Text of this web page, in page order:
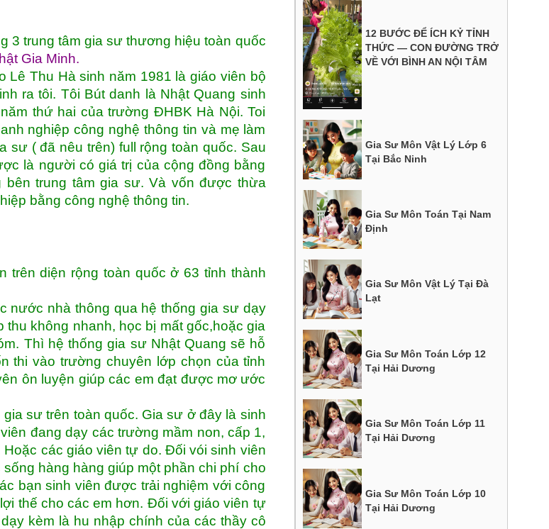
3 trung tâm gia sư thương hiệu toàn quốc
Gia Minh.
Lê Thu Hà sinh năm 1981 là giáo viên bộ
ra tôi. Tôi Bút danh là Nhật Quang sinh
thứ hai của trường ĐHBK Hà Nội. Toi
nghiệp công nghệ thông tin và mẹ làm
sư ( đã nêu trên) full rộng toàn quốc. Sau
là người có giá trị của cộng đồng bằng
trung tâm gia sư. Và vốn được thừa
bằng công nghệ thông tin.
trên diện rộng toàn quốc ở 63 tỉnh thành
nước nhà thông qua hệ thống gia sư dạy
thu không nhanh, học bị mất gốc,hoặc gia
Thì hệ thống gia sư Nhật Quang sẽ hỗ
thi vào trường chuyên lớp chọn của tỉnh
ôn luyện giúp các em đạt được mơ ước
sư trên toàn quốc. Gia sư ở đây là sinh
đang dạy các trường mầm non, cấp 1,
các giáo viên tự do. Đối vói sinh viên
hàng hàng giúp một phần chi phí cho
bạn sinh viên được trải nghiệm với công
thế cho các em hơn. Đối với giáo viên tự
kèm là hu nhập chính của các thầy cô
12 BƯỚC ĐỂ ÍCH KỶ TỈNH
THỨC — CON ĐƯỜNG TRỞ
VỀ VỚI BÌNH AN NỘI TÂM
Gia Sư Môn Vật Lý Lớp 6
Tại Bắc Ninh
Gia Sư Môn Toán Tại Nam
Định
Gia Sư Môn Vật Lý Tại Đà
Lạt
Gia Sư Môn Toán Lớp 12
Tại Hải Dương
Gia Sư Môn Toán Lớp 11
Tại Hải Dương
Gia Sư Môn Toán Lớp 10
Tại Hải Dương